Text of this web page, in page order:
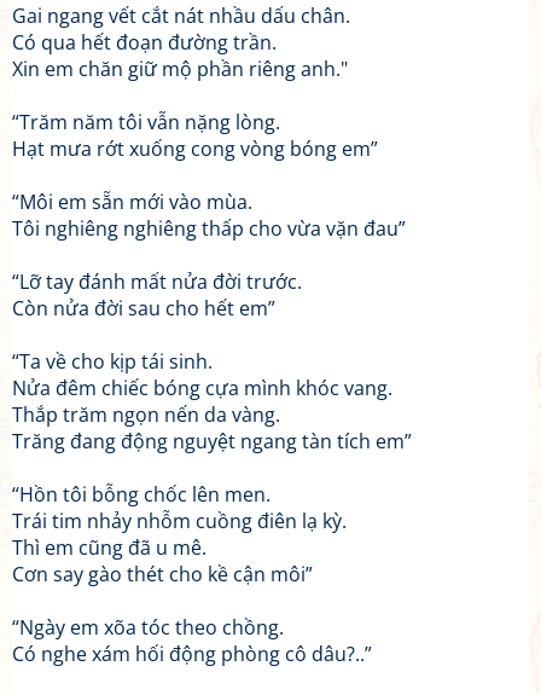
Gai ngang vết cắt nát nhầu dấu chân.
Có qua hết đoạn đường trần.
Xin em chăn giữ mộ phần riêng anh."
“Trăm năm tôi vẫn nặng lòng.
Hạt mưa rớt xuống cong vòng bóng em”
“Môi em sẵn mới vào mùa.
Tôi nghiêng nghiêng thấp cho vừa vặn đau”
“Lỡ tay đánh mất nửa đời trước.
Còn nửa đời sau cho hết em”
“Ta về cho kịp tái sinh.
Nửa đêm chiếc bóng cựa mình khóc vang.
Thắp trăm ngọn nến da vàng.
Trăng đang động nguyệt ngang tàn tích em”
“Hồn tôi bỗng chốc lên men.
Trái tim nhảy nhỗm cuồng điên lạ kỳ.
Thì em cũng đã u mê.
Cơn say gào thét cho kề cận môi”
“Ngày em xõa tóc theo chồng.
Có nghe xám hối động phòng cô dâu?..”